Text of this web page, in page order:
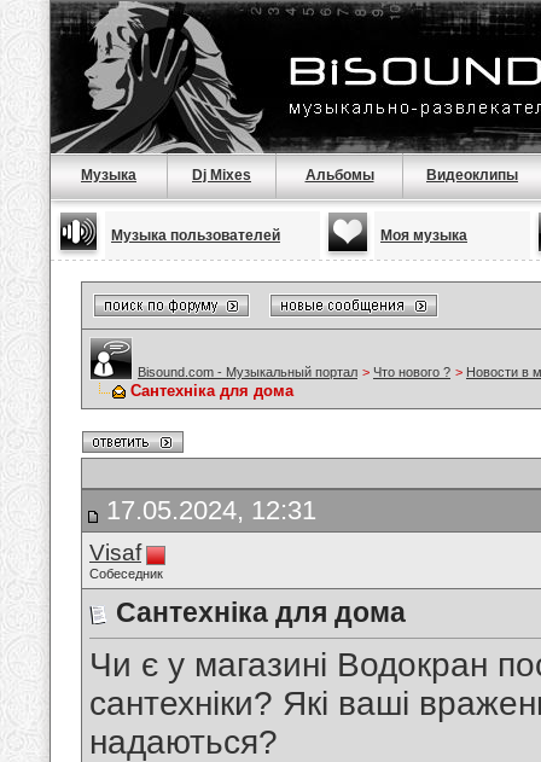
Музыка Dj Mixes Альбомы Видеоклипы
Музыка пользователей Моя музыка
Bisound.com - Музыкальный портал > Что нового ? > Новости в
Сантехніка для дома
17.05.2024, 12:31
Visaf
Собеседник
Сантехніка для дома
Чи є у магазині Водокран
сантехніки? Які ваші
надаються?